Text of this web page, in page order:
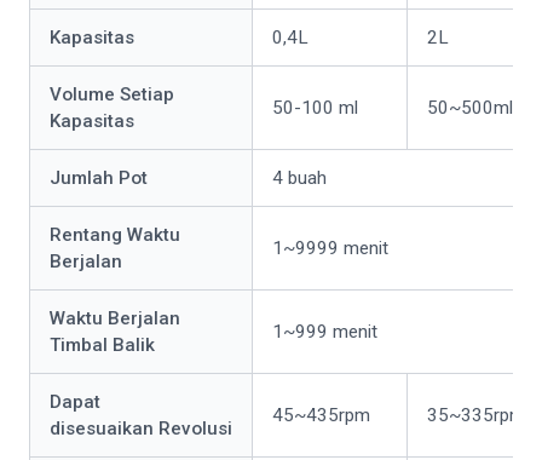
Kapasitas 0,4L 2L
Volume Setiap
Kapasitas
50-100 ml 50~500ml
Jumlah Pot 4 buah
Rentang Waktu
Berjalan
1~9999 menit
Waktu Berjalan
Timbal Balik
1~999 menit
Dapat
disesuaikan Revolusi
45~435rpm 35~335rpm